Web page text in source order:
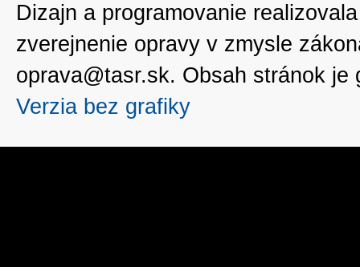
Dizajn a programovanie
zverejnenie opravy v zmysle
oprava@tasr.sk. Obsah stránok
Verzia bez grafiky